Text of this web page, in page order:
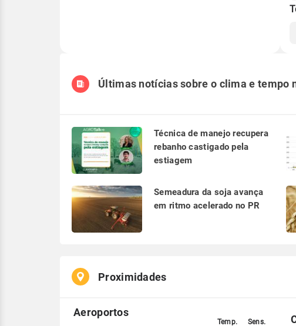
Últimas notícias sobre o clima e tempo
Técnica de manejo recupera
rebanho castigado pela
estiagem
Semeadura da soja avança
em ritmo acelerado no PR
Proximidades